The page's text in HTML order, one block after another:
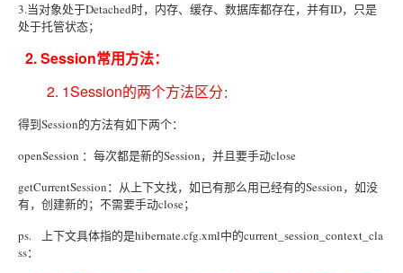
3.当对象处于Detached时，内存、缓存、数据库都存在，并有ID，只是
处于托管状态；
2. Session常用方法：
2. 1Session的两个方法区分：
得到Session的方法有如下两个：
openSession ：每次都是新的Session，并且要手动close
getCurrentSession：从上下文找，如已有那么用已经有的Session，如没
有，创建新的；不需要手动close；
ps. 上下文具体指的是hibernate.cfg.xml中的current_session_context_cla
ss：